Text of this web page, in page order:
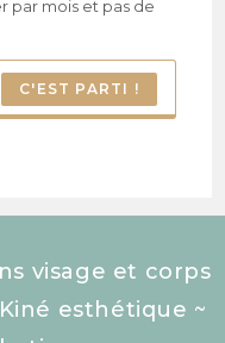
par mois et pas de
C'EST PARTI !
visage et corps
esthétique ~